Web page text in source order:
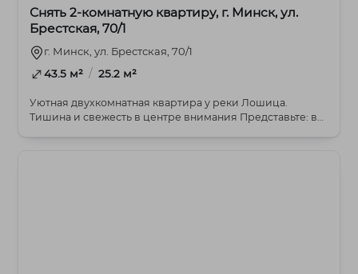
Снять 2-комнатную квартиру, г. Минск, ул.
Брестская, 70/1
г. Минск, ул. Брестская, 70/1
43.5 м² / 25.2 м²
Уютная двухкомнатная квартира у реки Лошица.
Тишина и свежесть в центре внимания Представьте: вы